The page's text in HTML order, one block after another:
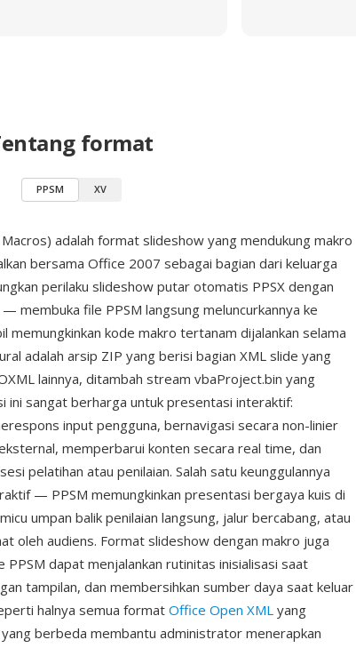
format
PPSM XV
adalah format slideshow yang mendukung makro
bersama Office 2007 sebagai bagian dari keluarga
perilaku slideshow putar otomatis PPSX dengan
membuka file PPSM langsung meluncurkannya ke
memungkinkan kode makro tertanam dijalankan selama
adalah arsip ZIP yang berisi bagian XML slide yang
lainnya, ditambah stream vbaProject.bin yang
ini sangat berharga untuk presentasi interaktif:
input pengguna, bernavigasi secara non-linier
memperbarui konten secara real time, dan
pelatihan atau penilaian. Salah satu keunggulannya
— PPSM memungkinkan presentasi bergaya kuis di
umpan balik penilaian langsung, jalur bercabang, atau
oleh audiens. Format slideshow dengan makro juga
dapat menjalankan rutinitas inisialisasi saat
tampilan, dan membersihkan sumber daya saat keluar
halnya semua format Office Open XML yang
berbeda membantu administrator menerapkan